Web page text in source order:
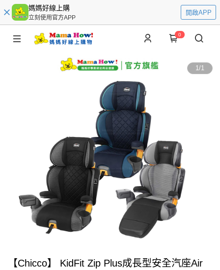
媽媽好線上購
立刻使用官方APP
開啟APP
0
1/1
【Chicco】 KidFit Zip Plus成長型安全汽座Air